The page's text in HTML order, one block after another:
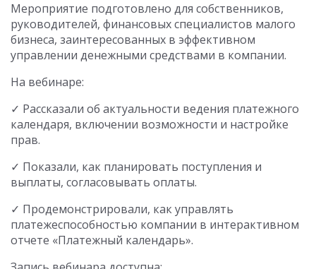
Мероприятие подготовлено для собственников,
руководителей, финансовых специалистов малого
бизнеса, заинтересованных в эффективном
управлении денежными средствами в компании.
На вебинаре:
✓ Рассказали об актуальности ведения платежного
календаря, включении возможности и настройке
прав.
✓ Показали, как планировать поступления и
выплаты, согласовывать оплаты.
✓ Продемонстрировали, как управлять
платежеспособностью компании в интерактивном
отчете «Платежный календарь».